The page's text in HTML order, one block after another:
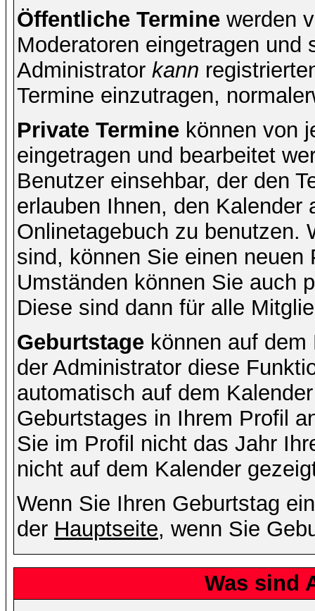
Öffentliche Termine werden
Moderatoren eingetragen und
Administrator kann
Termine einzutragen,
Private Termine können von
eingetragen und bearbeitet
Benutzer einsehbar, der den
erlauben Ihnen, den
Onlinetagebuch zu benutzen.
sind, können Sie einen neuen
Umständen können Sie auch
Diese sind dann für alle
Geburtstage können auf
der Administrator diese
automatisch auf dem
Geburtstages in Ihrem Profil
Sie im Profil nicht das Jahr
nicht auf dem Kalender
Wenn Sie Ihren Geburtstag
der Hauptseite, wenn Sie
Was sind